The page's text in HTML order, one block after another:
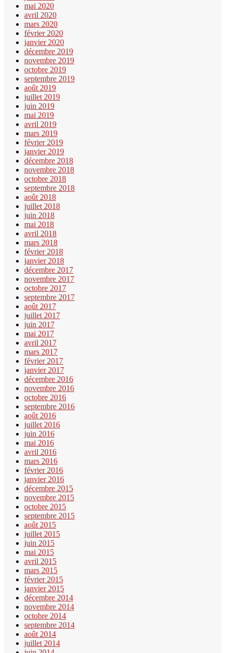
mai 2020
avril 2020
mars 2020
février 2020
janvier 2020
décembre 2019
novembre 2019
octobre 2019
septembre 2019
août 2019
juillet 2019
juin 2019
mai 2019
avril 2019
mars 2019
février 2019
janvier 2019
décembre 2018
novembre 2018
octobre 2018
septembre 2018
août 2018
juillet 2018
juin 2018
mai 2018
avril 2018
mars 2018
février 2018
janvier 2018
décembre 2017
novembre 2017
octobre 2017
septembre 2017
août 2017
juillet 2017
juin 2017
mai 2017
avril 2017
mars 2017
février 2017
janvier 2017
décembre 2016
novembre 2016
octobre 2016
septembre 2016
août 2016
juillet 2016
juin 2016
mai 2016
avril 2016
mars 2016
février 2016
janvier 2016
décembre 2015
novembre 2015
octobre 2015
septembre 2015
août 2015
juillet 2015
juin 2015
mai 2015
avril 2015
mars 2015
février 2015
janvier 2015
décembre 2014
novembre 2014
octobre 2014
septembre 2014
août 2014
juillet 2014